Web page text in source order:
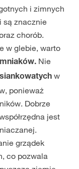
i zimnych
są znacznie
chorób.
w glebie, warto
Nie
w
ponieważ
Dobrze
jest
grządek
co pozwala